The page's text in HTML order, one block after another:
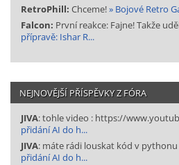
RetroPhill: Chceme!» Bojové Retro
Falcon: První reakce: Fajne! Takže
přípravě: Ishar R...
NEJNOVĚJŠÍ PŘÍSPĚVKY Z FÓRA
JIVA: tohle video : https://
přidání AI do h...
JIVA: máte rádi louskat kód v
přidání AI do h...